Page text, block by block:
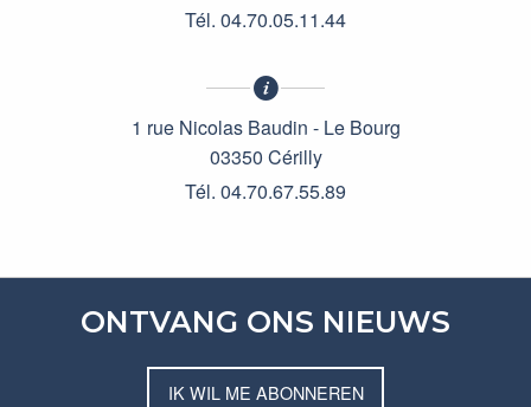
Tél. 04.70.05.11.44
1 rue Nicolas Baudin - Le Bourg
03350 Cérilly
Tél. 04.70.67.55.89
ONTVANG ONS NIEUWS
IK WIL ME ABONNEREN